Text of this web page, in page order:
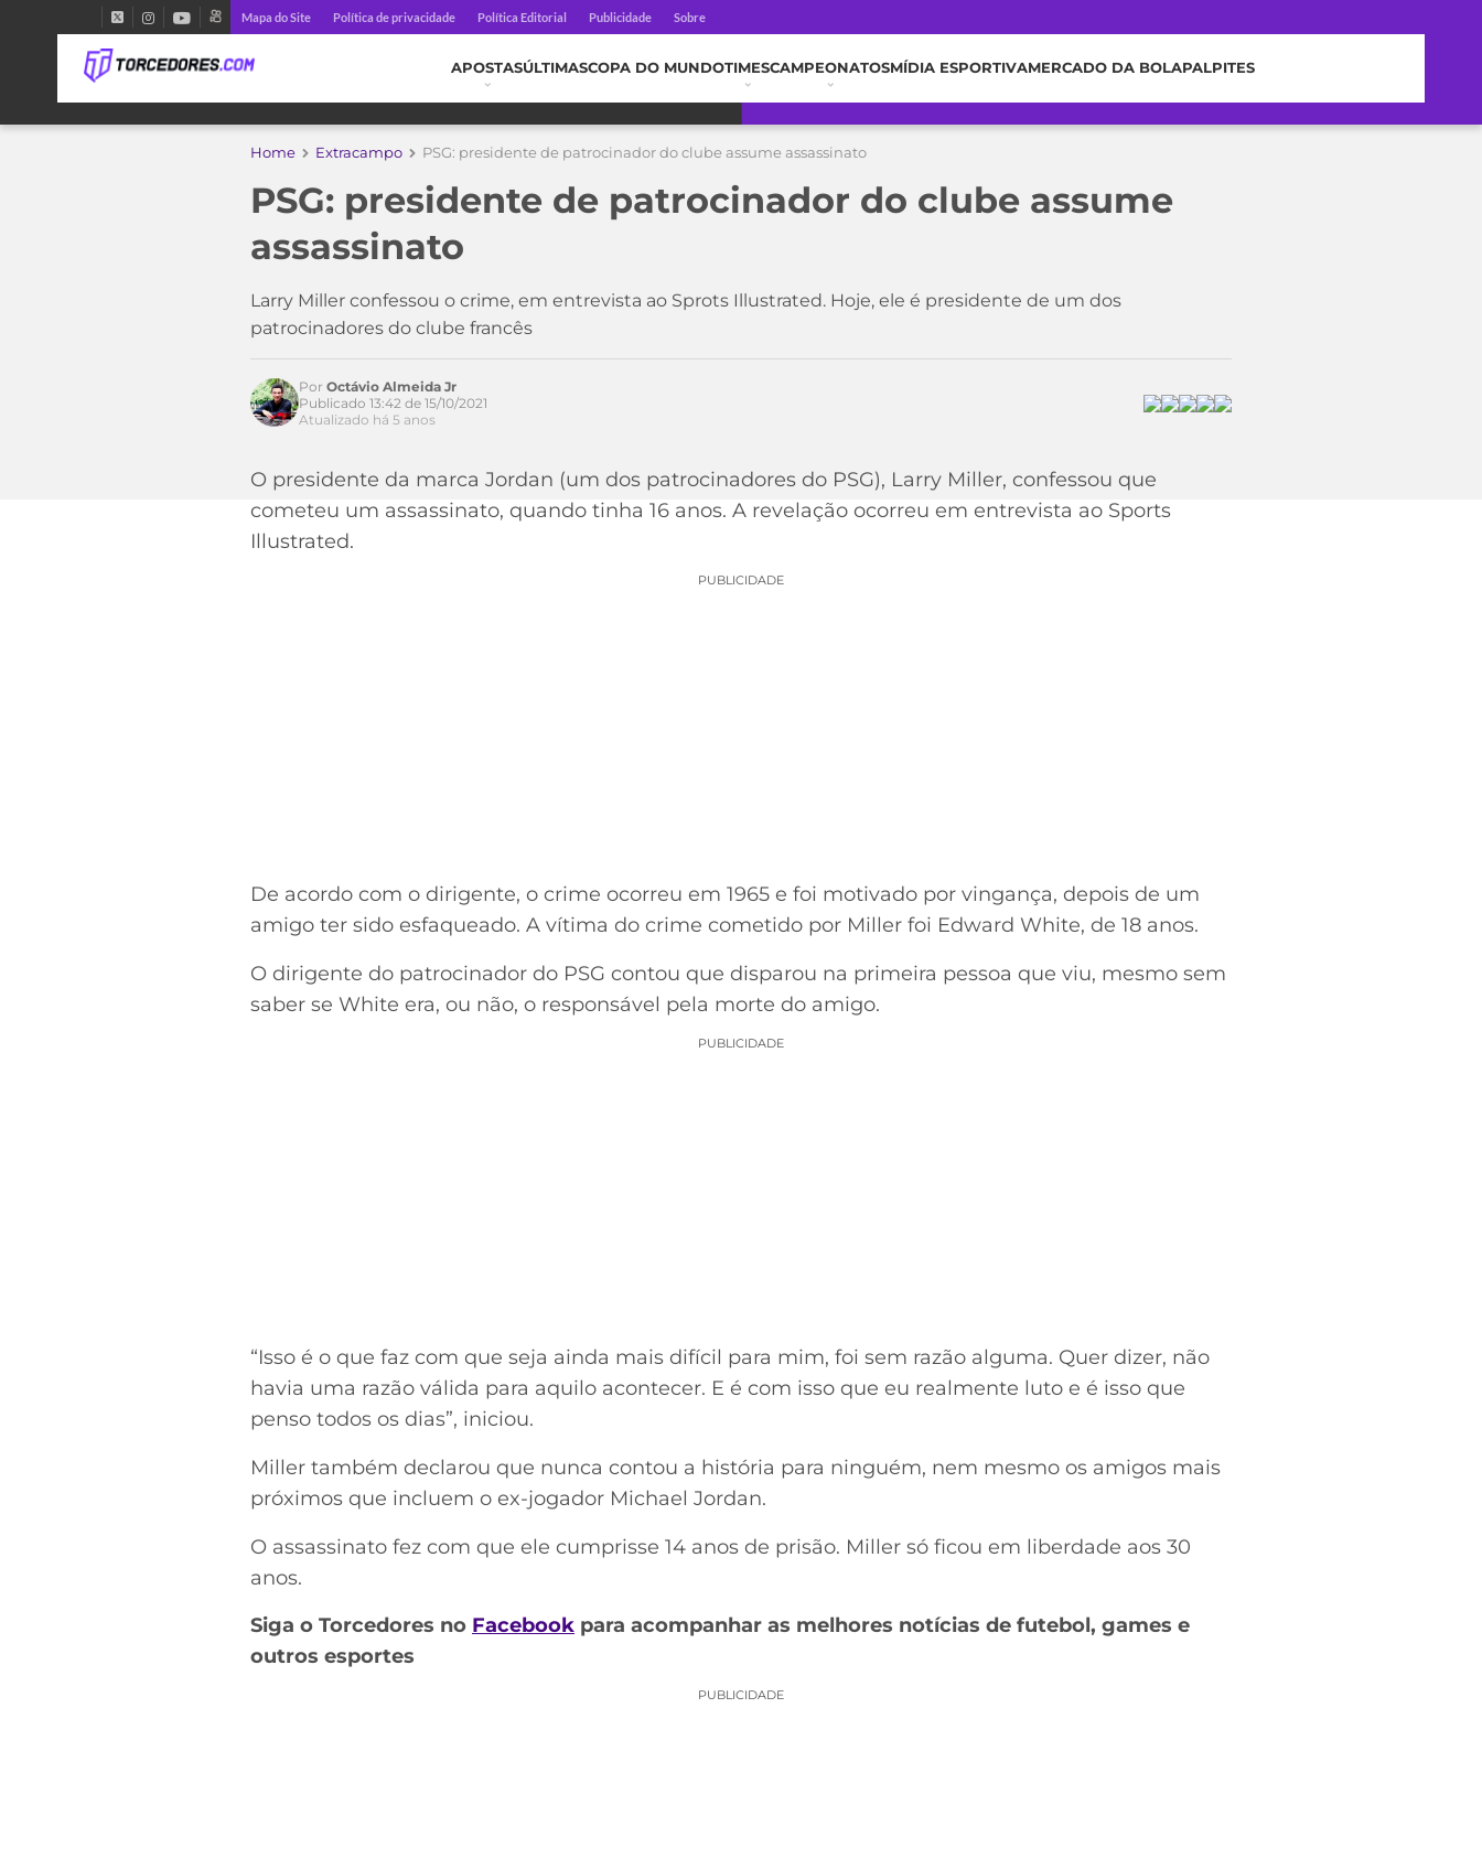
Mapa do Site Política de privacidade Política Editorial Publicidade Sobre
APOSTASÚLTIMASCOPA DO MUNDOTIMESCAMPEONATOSMÍDIA ESPORTIVAMERCADO DA BOLAPALPITES
Home Extracampo PSG: presidente de patrocinador do clube assume assassinato
PSG: presidente de patrocinador do clube assume
assassinato
Larry Miller confessou o crime, em entrevista ao Sprots Illustrated. Hoje, ele é presidente de um dos
patrocinadores do clube francês
Acesse o perfil do autor
Por Octávio Almeida Jr
Publicado 13:42 de 15/10/2021
Atualizado há 5 anos
O presidente da marca Jordan (um dos patrocinadores do PSG), Larry Miller, confessou que
cometeu um assassinato, quando tinha 16 anos. A revelação ocorreu em entrevista ao Sports
Illustrated.
PUBLICIDADE
De acordo com o dirigente, o crime ocorreu em 1965 e foi motivado por vingança, depois de um
amigo ter sido esfaqueado. A vítima do crime cometido por Miller foi Edward White, de 18 anos.
O dirigente do patrocinador do PSG contou que disparou na primeira pessoa que viu, mesmo sem
saber se White era, ou não, o responsável pela morte do amigo.
PUBLICIDADE
“Isso é o que faz com que seja ainda mais difícil para mim, foi sem razão alguma. Quer dizer, não
havia uma razão válida para aquilo acontecer. E é com isso que eu realmente luto e é isso que
penso todos os dias”, iniciou.
Miller também declarou que nunca contou a história para ninguém, nem mesmo os amigos mais
próximos que incluem o ex-jogador Michael Jordan.
O assassinato fez com que ele cumprisse 14 anos de prisão. Miller só ficou em liberdade aos 30
anos.
Siga o Torcedores no Facebook para acompanhar as melhores notícias de futebol, games e
outros esportes
PUBLICIDADE